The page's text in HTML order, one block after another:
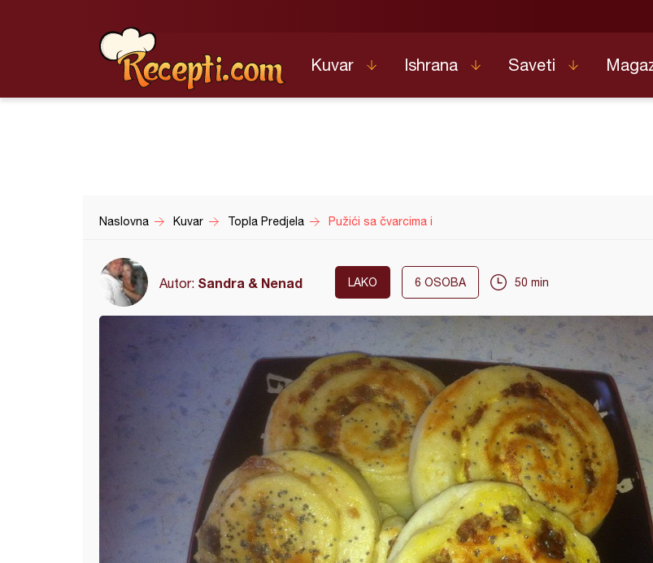
Kuvar Ishrana Saveti
Naslovna Kuvar Topla Predjela Pužići sa čvarcima i
Autor: Sandra & Nenad LAKO 6 OSOBA 50 min